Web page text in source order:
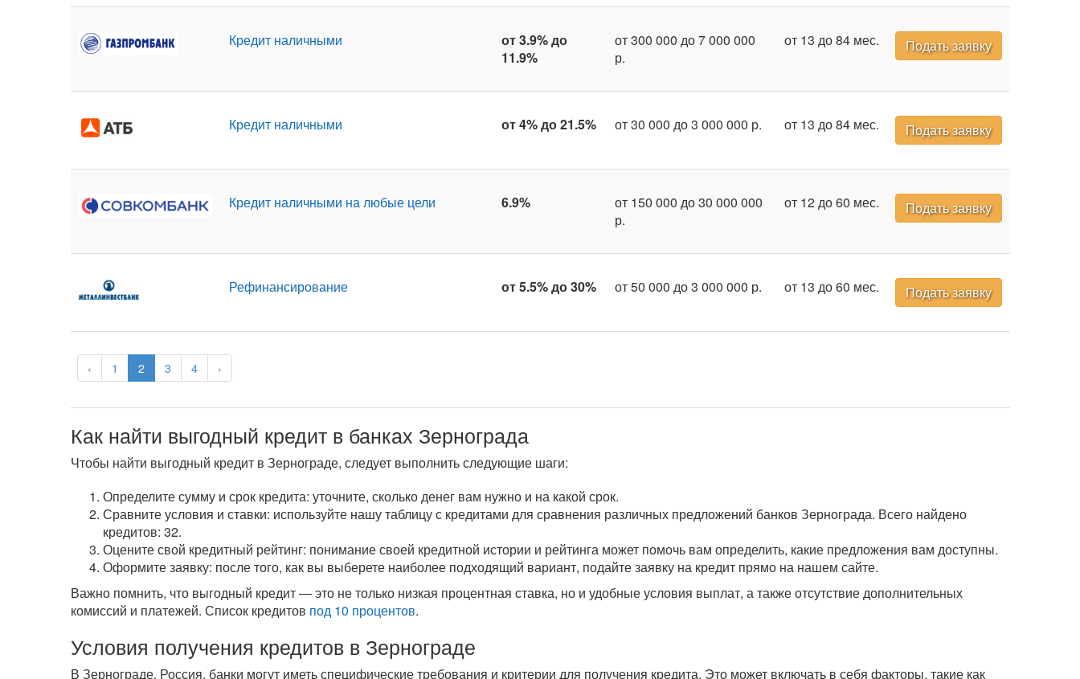
‹ 1 2 3 4 ›
Кредит наличными
от 3.9% до
11.9%
от 300 000 до 7 000 000
р.
от 13 до 84 мес. Подать заявку
Кредит наличными от 4% до 21.5% от 30 000 до 3 000 000 р. от 13 до 84 мес. Подать заявку
Кредит наличными на любые цели 6.9%
от 150 000 до 30 000 000
р.
от 12 до 60 мес. Подать заявку
Рефинансирование от 5.5% до 30% от 50 000 до 3 000 000 р. от 13 до 60 мес. Подать заявку
Как найти выгодный кредит в банках Зернограда
Чтобы найти выгодный кредит в Зернограде, следует выполнить следующие шаги:
Определите сумму и срок кредита: уточните, сколько денег вам нужно и на какой срок.
Сравните условия и ставки: используйте нашу таблицу с кредитами для сравнения различных предложений банков Зернограда. Всего найдено
кредитов: 32.
Оцените свой кредитный рейтинг: понимание своей кредитной истории и рейтинга может помочь вам определить, какие предложения вам доступны.
Оформите заявку: после того, как вы выберете наиболее подходящий вариант, подайте заявку на кредит прямо на нашем сайте.
Важно помнить, что выгодный кредит — это не только низкая процентная ставка, но и удобные условия выплат, а также отсутствие дополнительных
комиссий и платежей. Список кредитов под 10 процентов.
Условия получения кредитов в Зернограде
В Зернограде, Россия, банки могут иметь специфические требования и критерии для получения кредита. Это может включать в себя факторы, такие как